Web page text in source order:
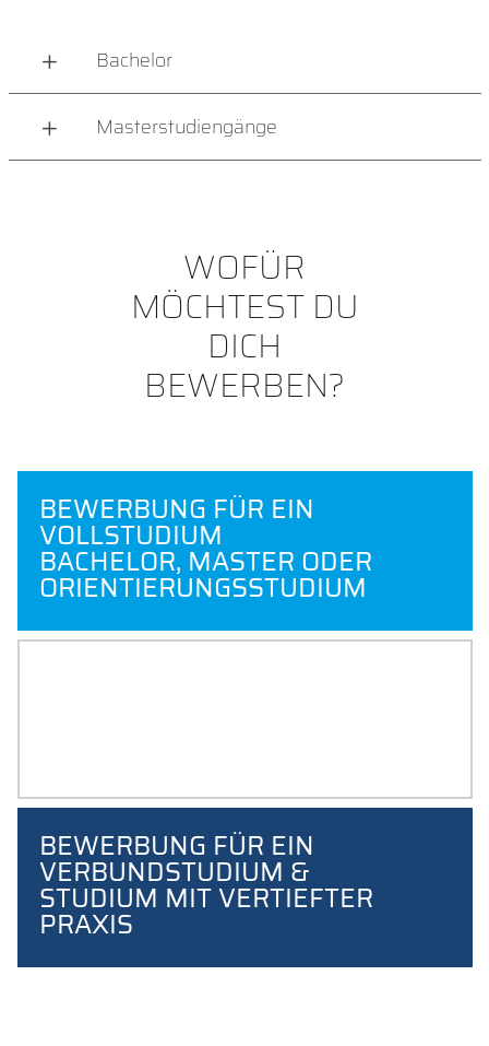
Bachelor
Masterstudiengänge
WOFÜR
MÖCHTEST DU
DICH
BEWERBEN?
BEWERBUNG FÜR EIN
VOLLSTUDIUM
BACHELOR, MASTER ODER
ORIENTIERUNGSSTUDIUM
BEWERBUNG FÜR EIN
VERBUNDSTUDIUM &
STUDIUM MIT VERTIEFTER
PRAXIS